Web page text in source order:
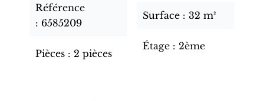
Référence
6585209
Pièces 2 pièces
Surface 32 m²
Étage 2ème